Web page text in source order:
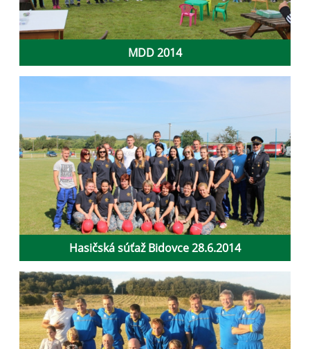
MDD 2014
Hasičská súťaž Bidovce 28.6.2014